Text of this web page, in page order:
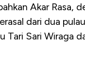
Akar Rasa,
dari dua
Tari Sari Wiraga